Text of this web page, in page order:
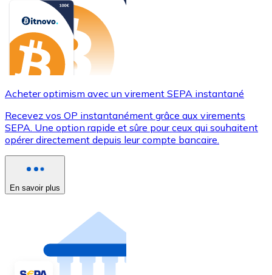
Acheter optimism avec un virement SEPA instantané
Recevez vos OP instantanément grâce aux virements
SEPA. Une option rapide et sûre pour ceux qui souhaitent
opérer directement depuis leur compte bancaire.
En savoir plus